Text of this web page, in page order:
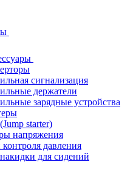
сигнализация
держатели
зарядные устройства
starter)
напряжения
давления
для сидений